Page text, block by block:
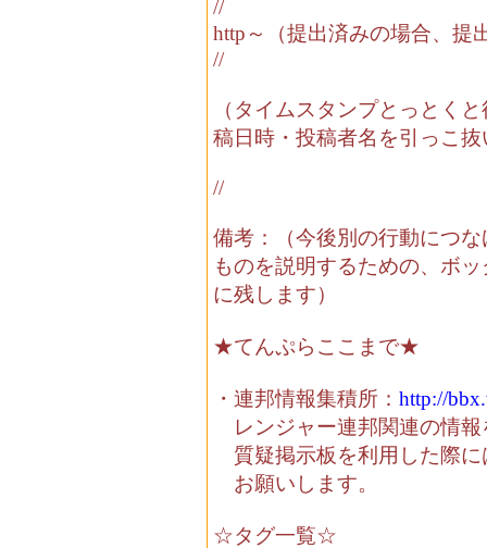
//
http～（提出済みの場合、提
//
（タイムスタンプとっとく
稿日時・投稿者名を引っこ
//
備考：（今後別の行動につ
ものを説明するための、ボ
に残します）
★てんぷらここまで★
・連邦情報集積所： http://
レンジャー連邦関連の情報
質疑掲示板を利用した際に
お願いします。
☆タグ一覧☆